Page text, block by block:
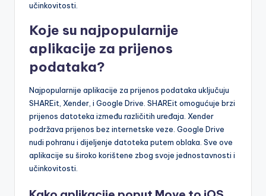
učinkovitosti.
Koje su najpopularnije
aplikacije za prijenos
podataka?
Najpopularnije aplikacije za prijenos podataka uključuju
SHAREit, Xender, i Google Drive. SHAREit omogućuje brzi
prijenos datoteka između različitih uređaja. Xender
podržava prijenos bez internetske veze. Google Drive
nudi pohranu i dijeljenje datoteka putem oblaka. Sve ove
aplikacije su široko korištene zbog svoje jednostavnosti i
učinkovitosti.